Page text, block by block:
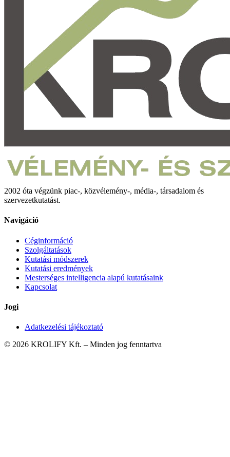
2002 óta végzünk piac-, közvélemény-, média-, társadalom és
szervezetkutatást.
Navigáció
Céginformáció
Szolgáltatások
Kutatási módszerek
Kutatási eredmények
Mesterséges intelligencia alapú kutatásaink
Kapcsolat
Jogi
Adatkezelési tájékoztató
© 2026 KROLIFY Kft. – Minden jog fenntartva